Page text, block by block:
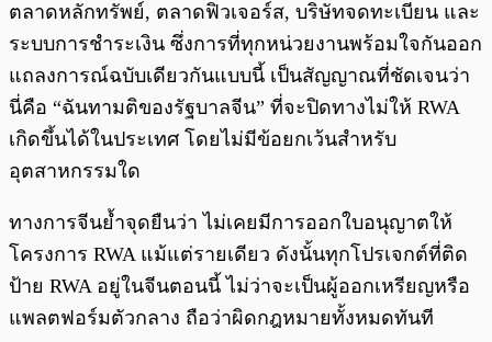
ตลาดหลักทรัพย์, ตลาดฟิวเจอร์ส, บริษัทจดทะเบียน และ
ระบบการชำระเงิน ซึ่งการที่ทุกหน่วยงานพร้อมใจกันออก
แถลงการณ์ฉบับเดียวกันแบบนี้ เป็นสัญญาณที่ชัดเจนว่า
นี่คือ “ฉันทามติของรัฐบาลจีน” ที่จะปิดทางไม่ให้ RWA
เกิดขึ้นได้ในประเทศ โดยไม่มีข้อยกเว้นสำหรับ
อุตสาหกรรมใด
ทางการจีนย้ำจุดยืนว่า ไม่เคยมีการออกใบอนุญาตให้
โครงการ RWA แม้แต่รายเดียว ดังนั้นทุกโปรเจกต์ที่ติด
ป้าย RWA อยู่ในจีนตอนนี้ ไม่ว่าจะเป็นผู้ออกเหรียญหรือ
แพลตฟอร์มตัวกลาง ถือว่าผิดกฎหมายทั้งหมดทันที